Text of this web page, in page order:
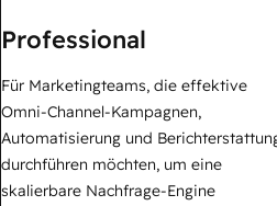
Professional
Für Marketingteams, die effektive
Omni-Channel-Kampagnen,
Automatisierung und
durchführen möchten, um eine
skalierbare Nachfrage-Engine